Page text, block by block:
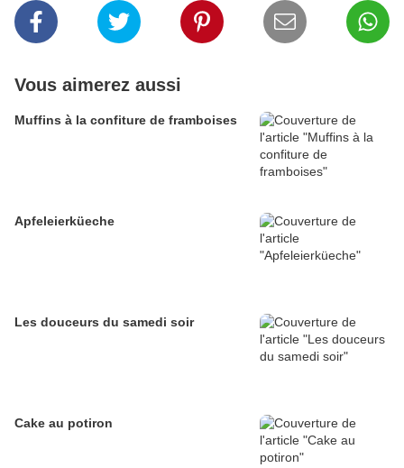
Vous aimerez aussi
Muffins à la confiture de framboises
Apfeleierküeche
Les douceurs du samedi soir
Cake au potiron